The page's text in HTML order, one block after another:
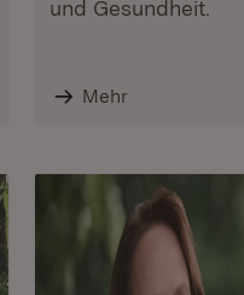
und Gesundheit.
Mehr